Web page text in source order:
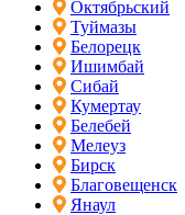
Октябрьский
Туймазы
Белорецк
Ишимбай
Сибай
Кумертау
Белебей
Мелеуз
Бирск
Благовещенск
Янаул